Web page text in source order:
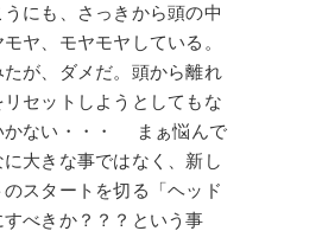
うにも、さっきから頭の中
ヤ、モヤモヤしている。
が、ダメだ。頭から離れ
セットしようとしてもな
かない・・・ まぁ悩んで
大きな事ではなく、新し
スタートを切る「ヘッド
べきか？？？という事